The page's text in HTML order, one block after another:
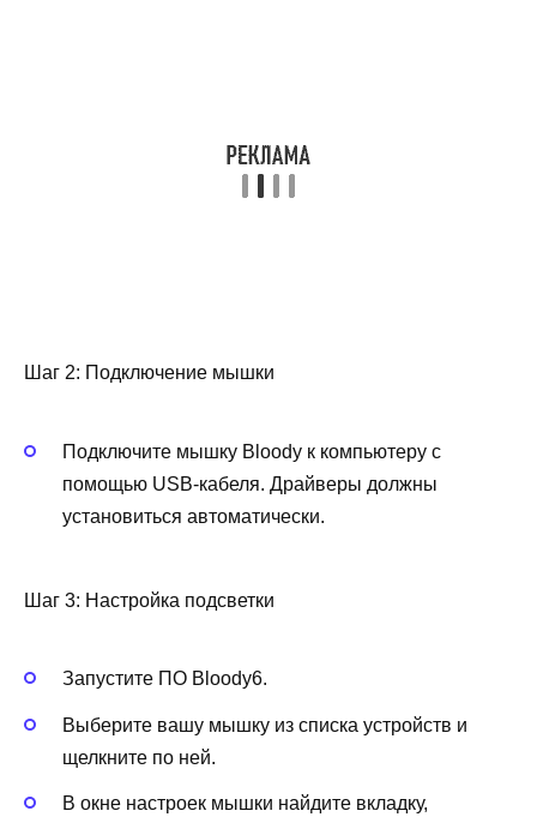
Шаг 2: Подключение мышки
Подключите мышку Bloody к компьютеру с
помощью USB-кабеля. Драйверы должны
установиться автоматически.
Шаг 3: Настройка подсветки
Запустите ПО Bloody6.
Выберите вашу мышку из списка устройств и
щелкните по ней.
В окне настроек мышки найдите вкладку,